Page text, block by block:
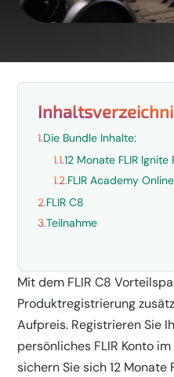
1.Die Bundle Inhalte:
1.1.12 Monate FLIR Ignite
1.2.FLIR Academy
2.FLIR C8
3.Teilnahme
Mit dem FLIR C8
Produktregistrierung
Aufpreis. Registrieren Sie
persönliches FLIR Konto
sichern Sie sich 12 Monate